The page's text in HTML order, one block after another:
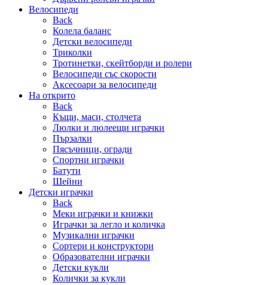
Велосипеди
Back
Колела баланс
Детски велосипеди
Триколки
Тротинетки, скейтборди и ролери
Велосипеди със скорости
Аксесоари за велосипеди
На открито
Back
Къщи, маси, столчета
Люлки и люлеещи играчки
Пързалки
Пясъчници, огради
Спортни играчки
Батути
Шейни
Детски играчки
Back
Меки играчки и книжки
Играчки за легло и количка
Музикални играчки
Сортери и конструктори
Образователни играчки
Детски кукли
Колички за кукли